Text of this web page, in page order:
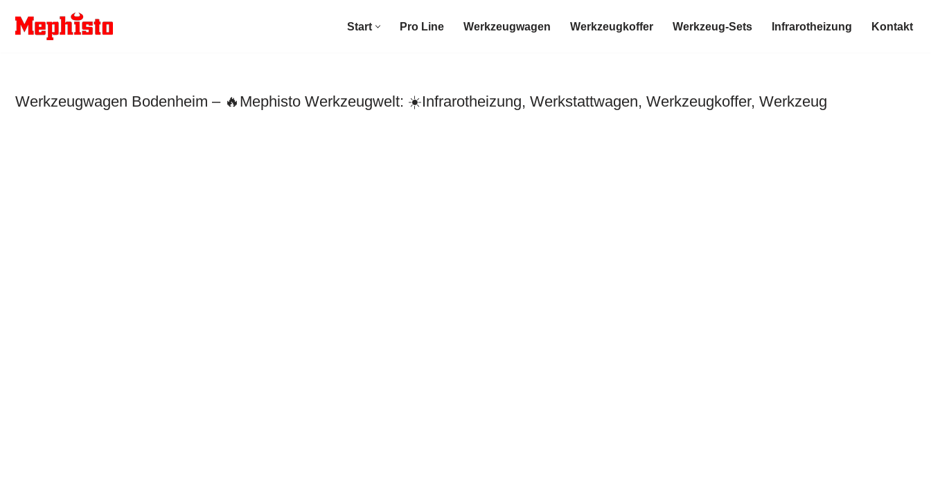
Zum
Start Pro Line Werkzeugwagen Werkzeugkoffer Werkzeug-Sets Infrarotheizung Kontakt
Werkzeugwagen Bodenheim – 🔥Mephisto Werkzeugwelt: ☀️Infrarotheizung, Werkstattwagen, Werkzeugkoffer, Werkzeug